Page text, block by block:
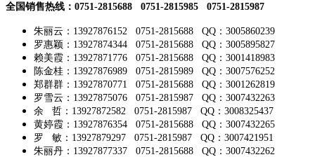
全国销售热线：0751-2815688 0751-2815985 0751-2815987
朱丽云：13927876152 0751-2815688 QQ：3005860239
罗惠颖：13927874344 0751-2815688 QQ：3005895827
赖美霞：13927871776 0751-2815688 QQ：3001418983
陈金桂：13927876989 0751-2815989 QQ：3007576252
郑群群：13927870771 0751-2815688 QQ：3001262819
罗雪云：13927875076 0751-2815987 QQ：3007432263
余 哲：13927872582 0751-2815987 QQ：3008325437
黄婷霞：13927876354 0751-2815688 QQ：3007432265
罗 敏：13927879297 0751-2815987 QQ：3007421951
朱丽丹：13927877337 0751-2815688 QQ：3007432262